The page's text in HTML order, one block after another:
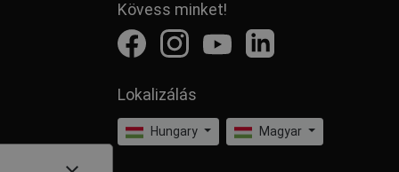
Kövess minket!
Lokalizálás
Hungary Magyar